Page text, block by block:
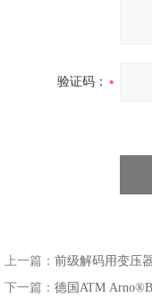
验证码：
上一篇： 前级解码用变压
下一篇： 德国ATM